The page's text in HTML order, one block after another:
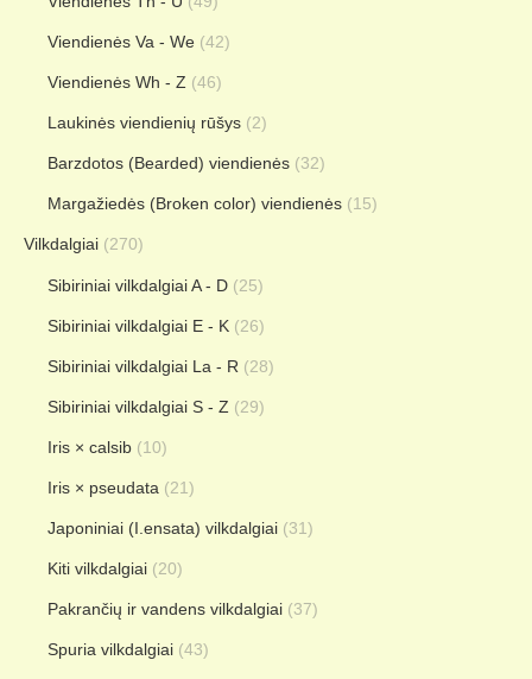
Viendienės Va - We (42)
Viendienės Wh - Z (46)
Laukinės viendienių rūšys (2)
Barzdotos (Bearded) viendienės (32)
Margažiedės (Broken color) viendienės (15)
Vilkdalgiai (270)
Sibiriniai vilkdalgiai A - D (25)
Sibiriniai vilkdalgiai E - K (26)
Sibiriniai vilkdalgiai La - R (28)
Sibiriniai vilkdalgiai S - Z (29)
Iris × calsib (10)
Iris × pseudata (21)
Japoniniai (I.ensata) vilkdalgiai (31)
Kiti vilkdalgiai (20)
Pakrančių ir vandens vilkdalgiai (37)
Spuria vilkdalgiai (43)